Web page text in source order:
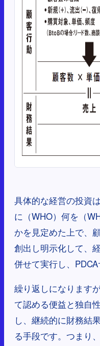
具体的な経営の投資
に（WHO）何を（
かを見定めた上で、
創出し明示化して、
併せて実行し、
繰り返しになります
て認める便益と独自
し、継続的に財務結
る手段です。つまり